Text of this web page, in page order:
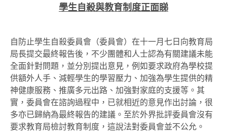
學生自殺與教育制度正面睇
自防止學生自殺委員會（委員會）在十一月七日向教育局
局長提交最終報告後，不少團體和人士認為有關建議未能
全面針對問題，並分別提出意見，例如要求政府為學校提
供額外人手、減輕學生的學習壓力、加強為學生提供的精
神健康服務、推廣多元出路、加強對家庭的支援等。其
實，委員會在諮詢過程中，已就相近的意見作出討論，很
多亦已歸納為最終報告的建議。至於外界批評委員會沒有
要求教育局檢討教育制度，這說法對委員會並不公允。